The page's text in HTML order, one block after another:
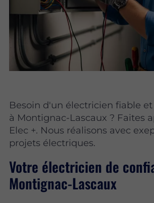
Besoin d'un électricien fiable
à Montignac-Lascaux ? Faites
Elec +. Nous réalisons avec
projets électriques.
Votre électricien de
Montignac-Lascaux